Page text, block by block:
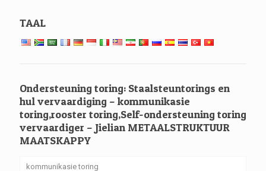
TAAL
Ondersteuning toring: Staalsteuntorings en
hul vervaardiging – kommunikasie
toring,rooster toring,Self-ondersteuning toring
vervaardiger – Jielian METAALSTRUKTUUR
MAATSKAPPY
kommunikasie toring